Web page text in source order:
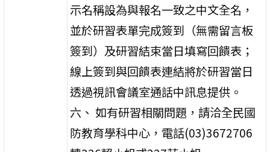
示名稱設為與報名一致之中文全名，
並於研習表單完成簽到（無需留言板
簽到）及研習結束當日填寫回饋表；
線上簽到與回饋表連結將於研習當日
透過視訊會議室通話中訊息提供。
六、 如有研習相關問題，請洽全民國
防教育學科中心，電話(03)3672706